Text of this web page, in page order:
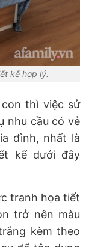
kế hợp lý.
thì việc sử
nhu cầu có vẻ
đình, nhất là
kế dưới đây
tranh họa tiết
trở nên màu
kèm theo